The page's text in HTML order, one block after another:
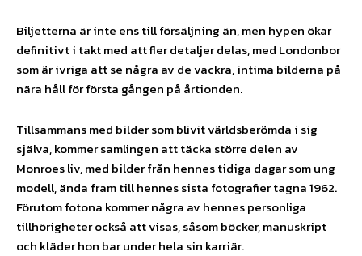
Biljetterna är inte ens till försäljning än, men hypen ökar
definitivt i takt med att fler detaljer delas, med Londonbor
som är ivriga att se några av de vackra, intima bilderna på
nära håll för första gången på årtionden.
Tillsammans med bilder som blivit världsberömda i sig
själva, kommer samlingen att täcka större delen av
Monroes liv, med bilder från hennes tidiga dagar som ung
modell, ända fram till hennes sista fotografier tagna 1962.
Förutom fotona kommer några av hennes personliga
tillhörigheter också att visas, såsom böcker, manuskript
och kläder hon bar under hela sin karriär.